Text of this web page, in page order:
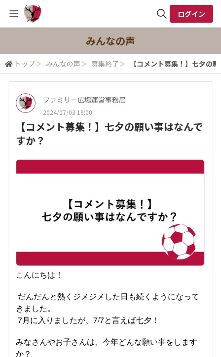
検索
ログイン
みんなの声
トップ＞ みんなの声＞ 募集終了＞ 【コメント募集！】七夕の
ファミリー広場運営事務局
2024/07/03 19:00
【コメント募集！】七夕の願い事はなんで
すか？
こんにちは！
だんだんと熱くジメジメした日も続くようになって
きました。
7月に入りましたが、7/7と言えば七夕！
みなさんやお子さんは、今年どんな願い事をします
か？